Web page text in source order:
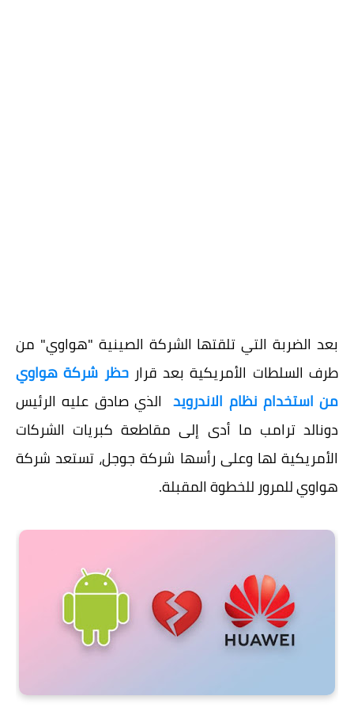
بعد الضربة التي تلقتها الشركة الصينية "هواوي" من
طرف السلطات الأمريكية بعد قرارحظر شركة هواوي
من استخدام نظام الاندرويدالذي صادق عليه الرئيس
دونالد ترامب ما أدى إلى مقاطعة كبريات الشركات
الأمريكية لها وعلى رأسها شركة جوجل، تستعد شركة
هواوي للمرور للخطوة المقبلة.